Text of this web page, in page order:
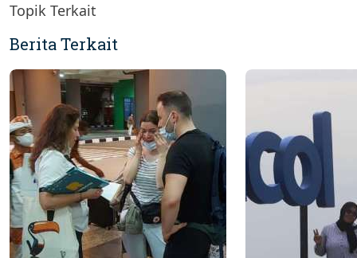
Topik Terkait
Berita Terkait